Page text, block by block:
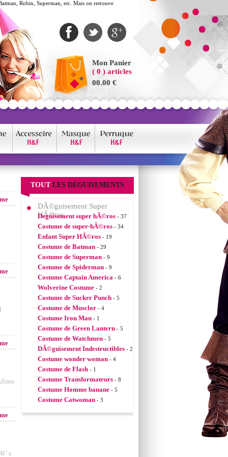
Robin, Superman, etc. Mais on retrouve
Mon Panier
( 0 ) articles
00.00 €
' s
TOUT LES DÉGUISEMENTS
DÃ©guisement Super
HÃ©ros
Deguisement super hÃ©ros - 37
Costume de super-hÃ©ros - 34
Enfant Super HÃ©ros - 19
Costume de Batman - 29
Costume de Superman - 9
Costume de Spiderman - 9
Costume Captain America - 6
Wolverine Costume - 2
Costume de Sucker Punch - 5
Costume de Musclor - 4
Costume Iron Man - 1
Costume de Green Lantern - 5
Costume de Watchmen - 5
DÃ©guisement Indestructibles - 2
Costume wonder woman - 4
Costume de Flash - 1
Costume Transformateurs - 8
Costume Homme banane - 5
Costume Catwoman - 3